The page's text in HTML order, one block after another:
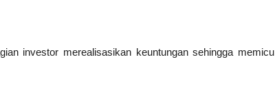
investor merealisasikan keuntungan sehingga memicu